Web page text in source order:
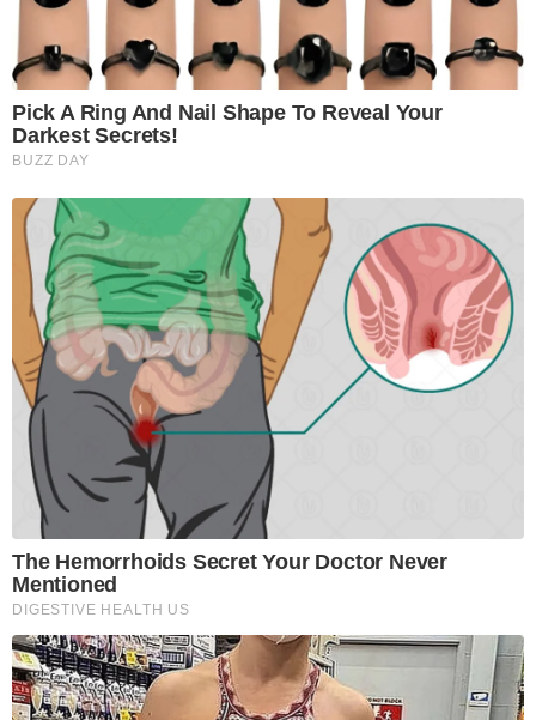
Pick A Ring And Nail Shape To Reveal Your
Darkest Secrets!
BUZZ DAY
The Hemorrhoids Secret Your Doctor Never
Mentioned
DIGESTIVE HEALTH US